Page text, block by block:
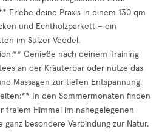
Erlebe deine Praxis in einem 130 qm
und Echtholzparkett – ein
im Sülzer Veedel.
Genieße nach deinem Training
an der Kräuterbar oder nutze das
Massagen zur tiefen Entspannung.
In den Sommermonaten finden
freiem Himmel im nahegelegenen
besondere Verbindung zur Natur.